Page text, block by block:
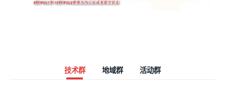
技术群 地域群 活动群